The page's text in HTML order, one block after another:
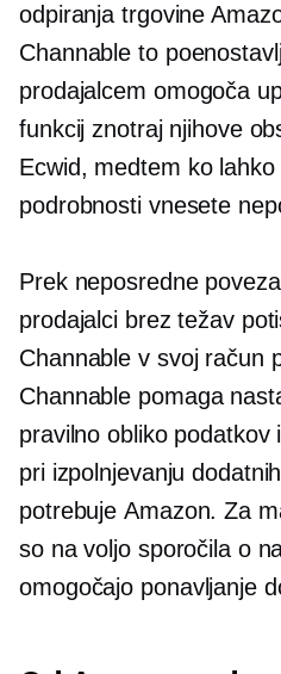
odpiranja trgovine
Channable to
prodajalcem omogoča
funkcij znotraj njihove
Ecwid, medtem ko
podrobnosti vnesete
Prek neposredne
prodajalci brez težav
Channable v svoj račun
Channable pomaga
pravilno obliko podatkov
pri izpolnjevanju
potrebuje Amazon. Za
so na voljo sporočila o
omogočajo ponavljanje